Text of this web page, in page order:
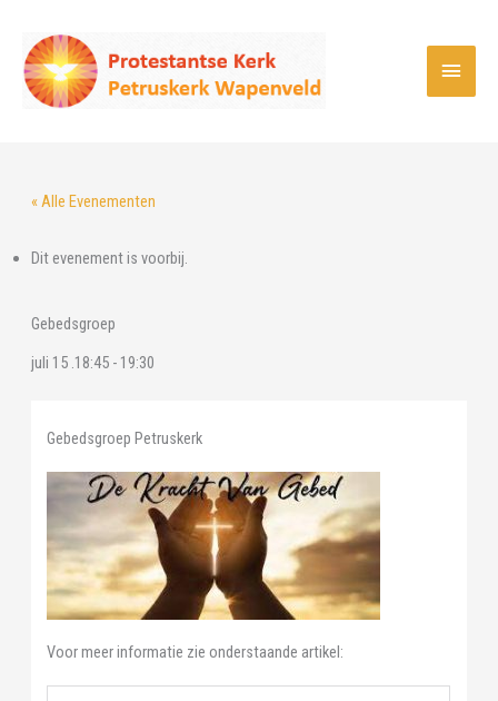
inhoud
« Alle Evenementen
Dit evenement is voorbij.
Gebedsgroep
juli 15 .18:45- 19:30
Gebedsgroep Petruskerk
Voor meer informatie zie onderstaande artikel: